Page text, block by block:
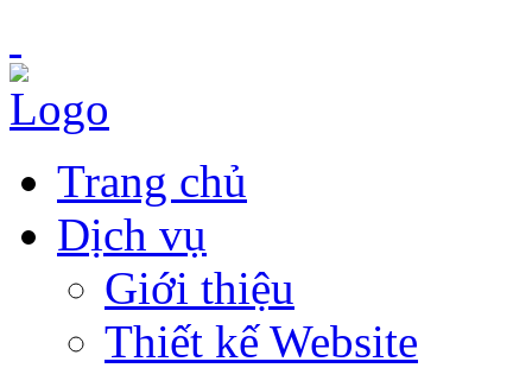
Trang chủ
Dịch vụ
Giới thiệu
Thiết kế Website